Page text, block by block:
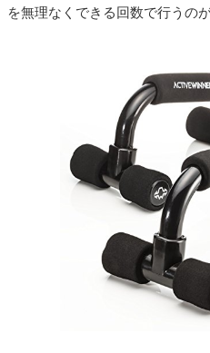
を無理なくできる回数で行うの